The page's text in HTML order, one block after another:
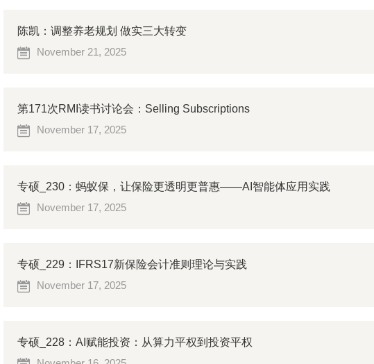
陈凯：调整养老规划 做实三大转变
November 21, 2025
第171次RMI读书讨论会：Selling Subscriptions
November 17, 2025
专硕_230：蚂蚁保，让保险更透明更普惠——AI智能体应用实践
November 17, 2025
专硕_229：IFRS17新保险会计准则理论与实践
November 17, 2025
专硕_228：AI赋能投资：从算力平权到投资平权